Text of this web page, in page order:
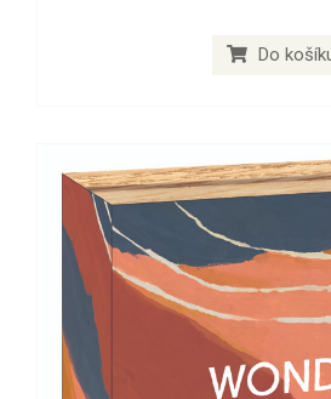
Do